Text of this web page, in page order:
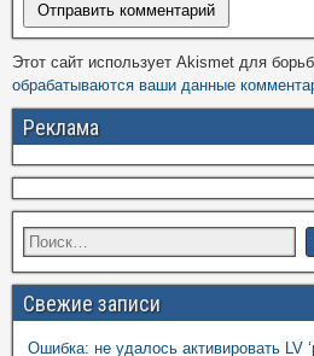
Этот сайт использует Akismet для
обрабатываются ваши данные
Реклама
Свежие записи
Ошибка: не удалось активировать LV